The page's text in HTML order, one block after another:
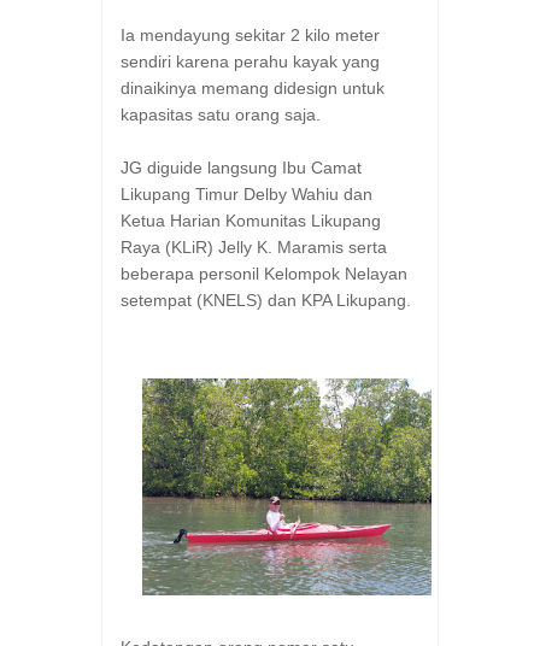
Ia mendayung sekitar 2 kilo meter
sendiri karena perahu kayak yang
dinaikinya memang didesign untuk
kapasitas satu orang saja.
JG diguide langsung Ibu Camat
Likupang Timur Delby Wahiu dan
Ketua Harian Komunitas Likupang
Raya (KLiR) Jelly K. Maramis serta
beberapa personil Kelompok Nelayan
setempat (KNELS) dan KPA Likupang.